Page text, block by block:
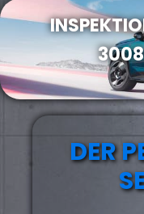
3008
DER